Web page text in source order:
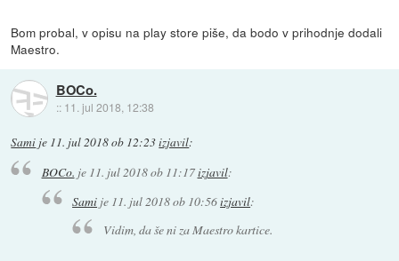
Bom probal, v opisu na play store piše, da bodo v prihodnje dodali
Maestro.
BOCo.
:: 11. jul 2018, 12:38
Sami je 11. jul 2018 ob 12:23izjavil:
BOCo. je 11. jul 2018 ob 11:17izjavil:
Sami je 11. jul 2018 ob 10:56izjavil:
Vidim, da še ni za Maestro kartice.